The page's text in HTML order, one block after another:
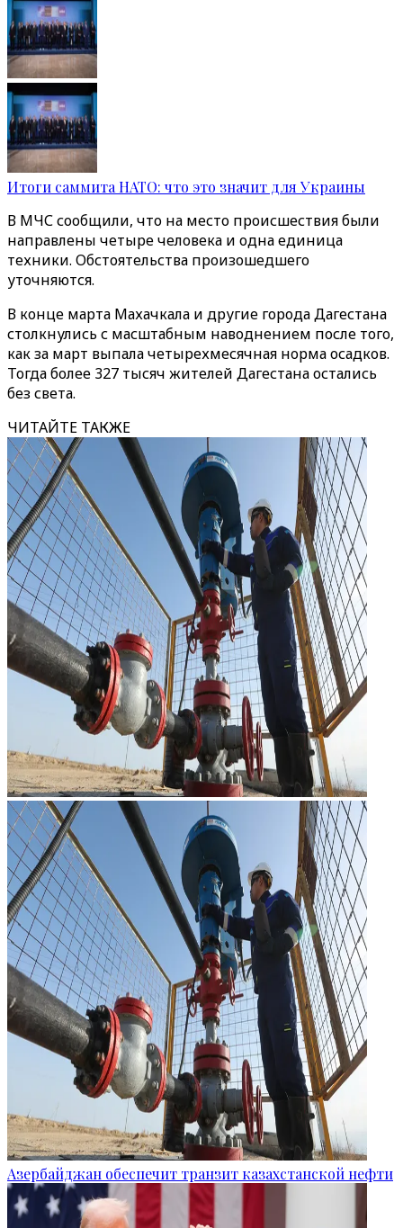
Итоги саммита НАТО: что это значит для Украины
В МЧС сообщили, что на место происшествия были
направлены четыре человека и одна единица
техники. Обстоятельства произошедшего
уточняются.
В конце марта Махачкала и другие города Дагестана
столкнулись с масштабным наводнением после того,
как за март выпала четырехмесячная норма осадков.
Тогда более 327 тысяч жителей Дагестана остались
без света.
ЧИТАЙТЕ ТАКЖЕ
Азербайджан обеспечит транзит казахстанской нефти